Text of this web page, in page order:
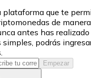
plataforma que te
de
antes has
podrás
Empezar